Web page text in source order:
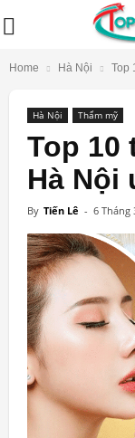
Home Hà Nội Top
Hà Nội Thẩm mỹ
Top 10
Hà Nội
By Tiến Lê - 6 Tháng